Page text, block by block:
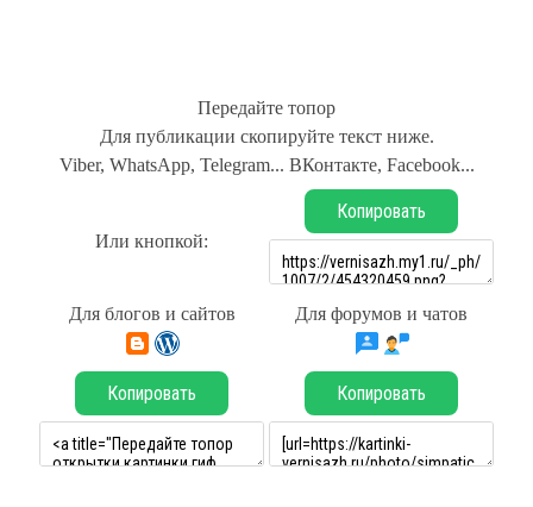
Передайте топор
Для публикации скопируйте текст ниже.
Viber, WhatsApp, Telegram... ВКонтакте, Facebook...
Или кнопкой:
Копировать
Для блогов и сайтов Для форумов и чатов
Копировать Копировать